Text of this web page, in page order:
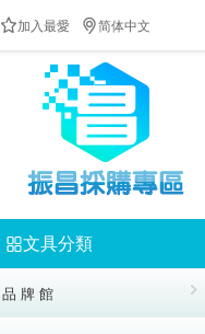
加入最愛 简体中文
文具分類
品 牌 館